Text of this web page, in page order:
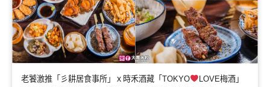
老饕激推「彡耕居食事所」ｘ時禾酒藏「TOKYO
LOVE梅酒」